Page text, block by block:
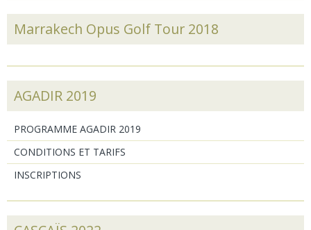
Marrakech Opus Golf Tour 2018
AGADIR 2019
PROGRAMME AGADIR 2019
CONDITIONS ET TARIFS
INSCRIPTIONS